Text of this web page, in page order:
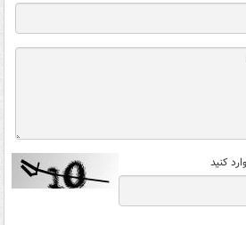
کنید